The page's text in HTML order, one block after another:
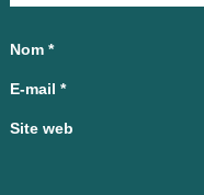
Nom *
E-mail *
Site web